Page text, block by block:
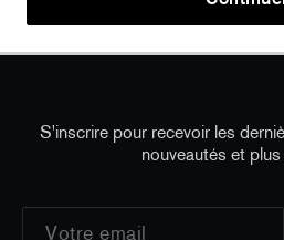
Home / all / Bernard Frize -
S'inscrire pour recevoir les
nouveautés et